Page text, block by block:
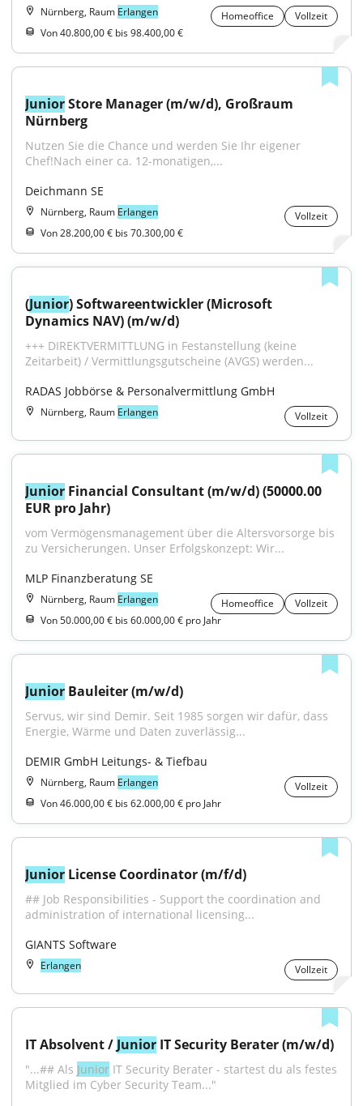
Nürnberg, Raum Erlangen Homeoffice
Vollzeit
Von 40.800,00 € bis 98.400,00 €
Junior Store Manager (m/w/d), Großraum
Nürnberg
Nutzen Sie die Chance und werden Sie Ihr eigener
Chef!Nach einer ca. 12-monatigen,...
Deichmann SE
Nürnberg, Raum Erlangen
Vollzeit
Von 28.200,00 € bis 70.300,00 €
(Junior) Softwareentwickler (Microsoft
Dynamics NAV) (m/w/d)
+++ DIREKTVERMITTLUNG in Festanstellung (keine
Zeitarbeit) / Vermittlungsgutscheine (AVGS) werden...
RADAS Jobbörse & Personalvermittlung GmbH
Nürnberg, Raum Erlangen Vollzeit
Junior Financial Consultant (m/w/d) (50000.00
EUR pro Jahr)
vom Vermögensmanagement über die Altersvorsorge bis
zu Versicherungen. Unser Erfolgskonzept: Wir...
MLP Finanzberatung SE
Nürnberg, Raum Erlangen Homeoffice
Vollzeit
Von 50.000,00 € bis 60.000,00 € pro Jahr
Junior Bauleiter (m/w/d)
Servus, wir sind Demir. Seit 1985 sorgen wir dafür, dass
Energie, Wärme und Daten zuverlässig...
DEMIR GmbH Leitungs- & Tiefbau
Nürnberg, Raum Erlangen
Vollzeit
Von 46.000,00 € bis 62.000,00 € pro Jahr
Junior License Coordinator (m/f/d)
## Job Responsibilities - Support the coordination and
administration of international licensing...
GIANTS Software
Erlangen Vollzeit
IT Absolvent / Junior IT Security Berater (m/w/d)
"...## Als Junior IT Security Berater - startest du als festes
Mitglied im Cyber Security Team..."